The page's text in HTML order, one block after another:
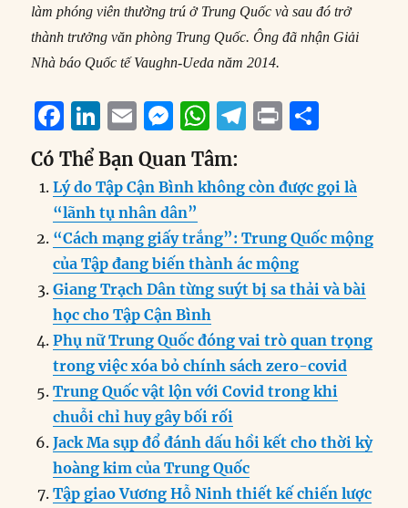
làm phóng viên thường trú ở Trung Quốc và sau đó trở
thành trưởng văn phòng Trung Quốc. Ông đã nhận Giải
Nhà báo Quốc tế Vaughn-Ueda năm 2014.
F
a
c
e
b
o
o
k
Li
n
k
e
d
I
n
E
m
ai
l
M
ss
e
n
g
er
W
h
at
s
A
p
p
T
e
g
r
a
m
P
n
t
re
Có Thể Bạn Quan Tâm:
Lý do Tập Cận Bình không còn được gọi là
“lãnh tụ nhân dân”
“Cách mạng giấy trắng”: Trung Quốc mộng
của Tập đang biến thành ác mộng
Giang Trạch Dân từng suýt bị sa thải và bài
học cho Tập Cận Bình
Phụ nữ Trung Quốc đóng vai trò quan trọng
trong việc xóa bỏ chính sách zero-covid
Trung Quốc vật lộn với Covid trong khi
chuỗi chỉ huy gây bối rối
Jack Ma sụp đổ đánh dấu hồi kết cho thời kỳ
hoàng kim của Trung Quốc
Tập giao Vương Hỗ Ninh thiết kế chiến lược